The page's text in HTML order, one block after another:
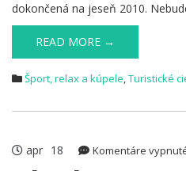
dokončená na jeseň 2010.
READ MORE →
Šport, relax a kúpele,Turistické
apr 18 Komentáre